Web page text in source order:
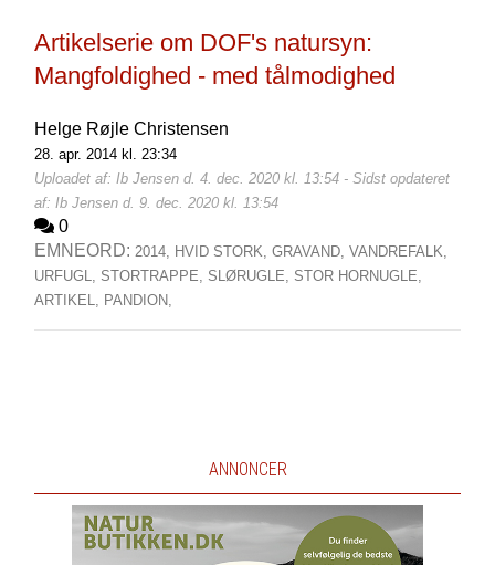
Artikelserie om DOF's natursyn:
Mangfoldighed - med tålmodighed
Helge Røjle Christensen
28. apr. 2014 kl. 23:34
Uploadet af: Ib Jensen d. 4. dec. 2020 kl. 13:54 - Sidst opdateret
af: Ib Jensen d. 9. dec. 2020 kl. 13:54
0
EMNEORD: 2014, HVID STORK, GRAVAND, VANDREFALK,
URFUGL, STORTRAPPE, SLØRUGLE, STOR HORNUGLE,
ARTIKEL, PANDION,
ANNONCER